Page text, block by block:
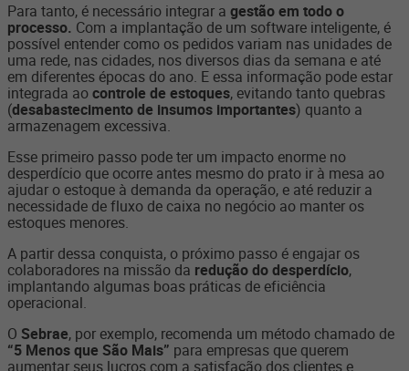
Para tanto, é necessário integrar a gestão em todo o
processo. Com a implantação de um software inteligente, é
possível entender como os pedidos variam nas unidades de
uma rede, nas cidades, nos diversos dias da semana e até
em diferentes épocas do ano. E essa informação pode estar
integrada aocontrole de estoques, evitando tanto quebras
(desabastecimento de insumos importantes) quanto a
armazenagem excessiva.
Esse primeiro passo pode ter um impacto enorme no
desperdício que ocorre antes mesmo do prato ir à mesa ao
ajudar o estoque à demanda da operação, e até reduzir a
necessidade de fluxo de caixa no negócio ao manter os
estoques menores.
A partir dessa conquista, o próximo passo é engajar os
colaboradores na missão da redução do desperdício,
implantando algumas boas práticas de eficiência
operacional.
O Sebrae, por exemplo, recomenda um método chamado de
“5 Menos que São Mais” para empresas que querem
aumentar seus lucros com a satisfação dos clientes e